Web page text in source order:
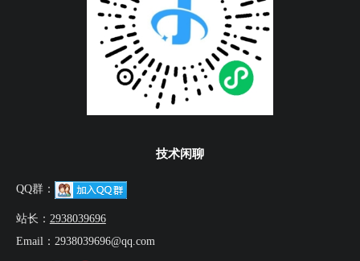
技术闲聊
QQ群：
站长： 2938039696
Email：2938039696@qq.com